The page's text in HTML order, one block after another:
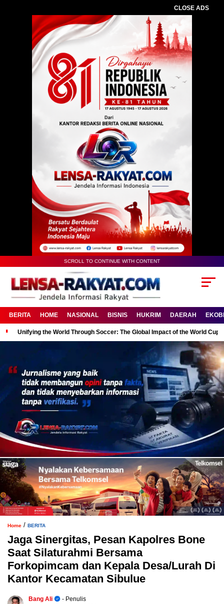
CLOSE ADS
SCROLL TO CONTINUE WITH CONTENT
BERITA HOME NASIONAL BISNIS HUKRIM DAERAH
Unifying the World Through Soccer: The Global Impact of the World Cup
Home / BERITA
Jaga Sinergitas, Pesan Kapolres Bone
Saat Silaturahmi Bersama
Forkopimcam dan Kepala Desa/Lurah Di
Kantor Kecamatan Sibulue
Bang Ali
- Penulis